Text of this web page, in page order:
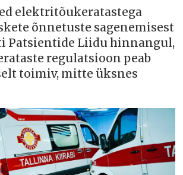
elektritõukeratastega
õnnetuste sagenemisest
Patsientide Liidu hinnangul,
regulatsioon peab
toimiv, mitte üksnes